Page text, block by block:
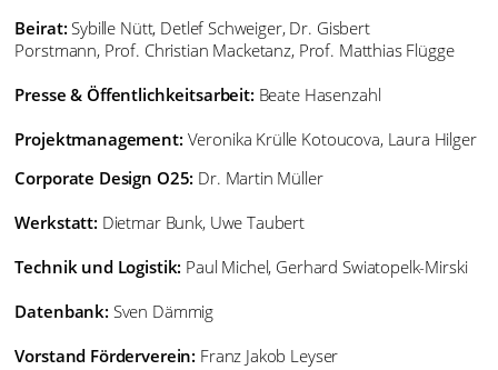
Beirat: Sybille Nütt, Detlef Schweiger, Dr. Gisbert
Porstmann, Prof. Christian Macketanz, Prof. Matthias Flügge
Presse & Öffentlichkeitsarbeit: Beate Hasenzahl
Projektmanagement: Veronika Krülle Kotoucova, Laura Hilger
Corporate Design O25: Dr. Martin Müller
Werkstatt: Dietmar Bunk, Uwe Taubert
Technik und Logistik: Paul Michel, Gerhard Swiatopelk-Mirski
Datenbank: Sven Dämmig
Vorstand Förderverein: Franz Jakob Leyser